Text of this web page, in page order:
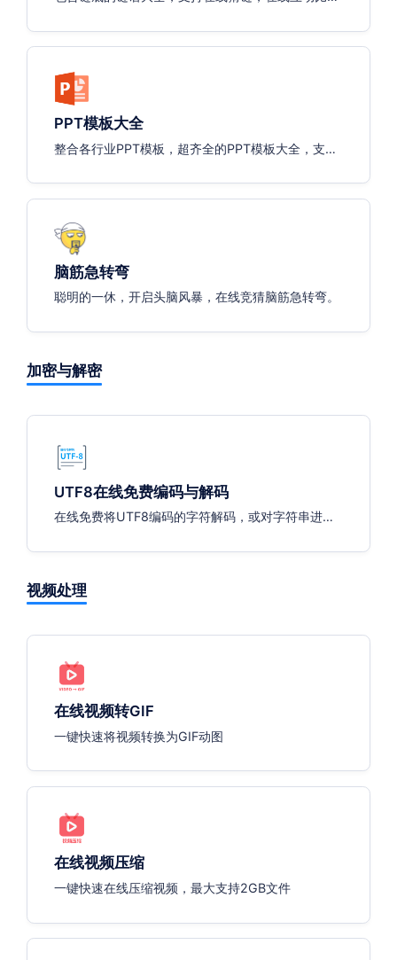
PPT模板大全
整合各行业PPT模板，超齐全的PPT模板大全，支持
脑筋急转弯
聪明的一休，开启头脑风暴，在线竞猜脑筋急转弯。
加密与解密
UTF8在线免费编码与解码
在线免费将UTF8编码的字符解码，或对字符串进行
视频处理
在线视频转GIF
一键快速将视频转换为GIF动图
在线视频压缩
一键快速在线压缩视频，最大支持2GB文件